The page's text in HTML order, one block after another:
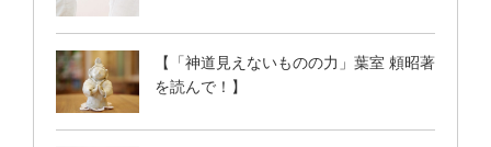
【「神道見えないものの力」葉室 頼昭著
を読んで！】